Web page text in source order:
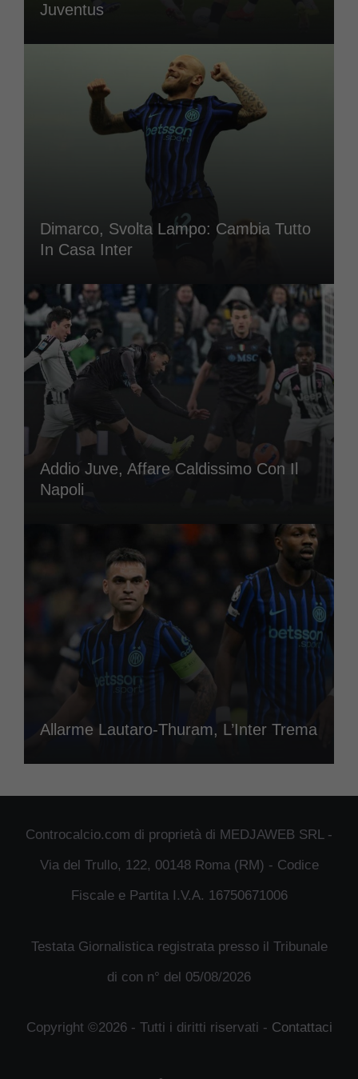
Juventus
Dimarco, Svolta Lampo: Cambia Tutto
In Casa Inter
Addio Juve, Affare Caldissimo Con Il
Napoli
Allarme Lautaro-Thuram, L’Inter Trema
Controcalcio.com di proprietà di MEDJAWEB SRL -
Via del Trullo, 122, 00148 Roma (RM) - Codice
Fiscale e Partita I.V.A. 16750671006
Testata Giornalistica registrata presso il Tribunale
di con n° del 05/08/2026
Copyright ©2026 - Tutti i diritti riservati - Contattaci